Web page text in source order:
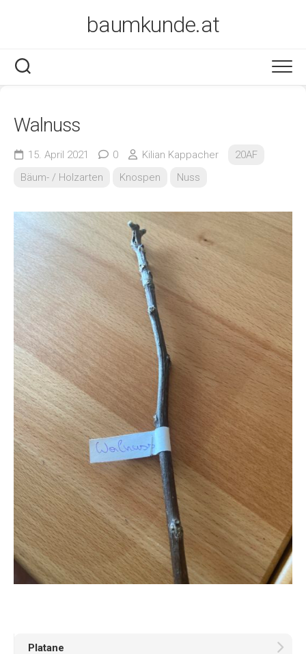
baumkunde.at
Walnuss
15. April 2021 0 Kilian Kappacher
20AF
Bäum- / Holzarten
Knospen Nuss
Platane